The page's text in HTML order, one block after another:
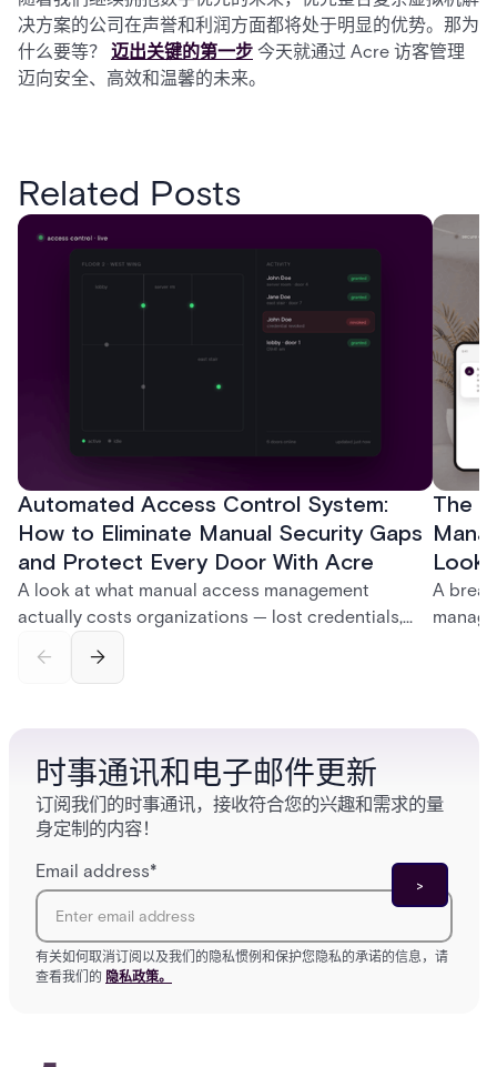
决方案的公司在声誉和利润方面都将处于明显的优势。那为
什么要等？ 迈出关键的第一步 今天就通过 Acre 访客管理
迈向安全、高效和温馨的未来。
Related Posts
Automated Access Control System:
How to Eliminate Manual Security Gaps
and Protect Every Door With Acre
A look at what manual access management
actually costs organizations — lost credentials,
— and how Acre's automated access control
The
Look
A
时事通讯和电子邮件更新
订阅我们的时事通讯，接收符合您的兴趣和需求的量
身定制的内容！
Email address*
有关如何取消订阅以及我们的隐私惯例和保护您隐私的承诺的信息，请
查看我们的 隐私政策。